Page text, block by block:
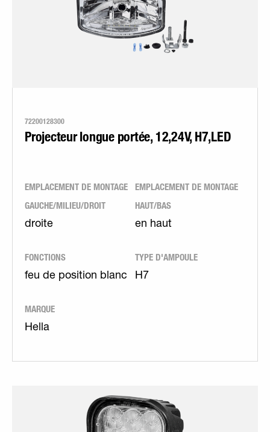
72200128300
Projecteur longue portée, 12,24V, H7,LED
EMPLACEMENT DE MONTAGE
GAUCHE/MILIEU/DROIT
droite
EMPLACEMENT DE MONTAGE
HAUT/BAS
en haut
FONCTIONS
feu de position blanc
TYPE D'AMPOULE
H7
MARQUE
Hella